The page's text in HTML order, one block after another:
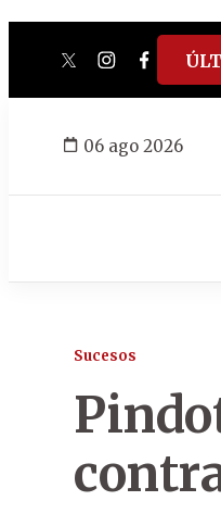
twitterinstagram
06 ago 2026
Sucesos